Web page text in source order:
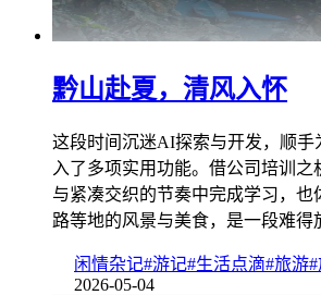
黔山赴夏，清风入怀
这段时间沉迷AI探索与开发，顺手
入了多项实用功能。借公司培训
与紧凑交织的节奏中完成学习，也
路等地的风景与美食，是一段难得
闲情杂记#游记#生活点滴#旅游
2026-05-04